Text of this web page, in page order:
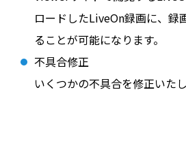
ロードしたLiveOn録画に、録
ることが可能になります。
不具合修正
いくつかの不具合を修正いたし